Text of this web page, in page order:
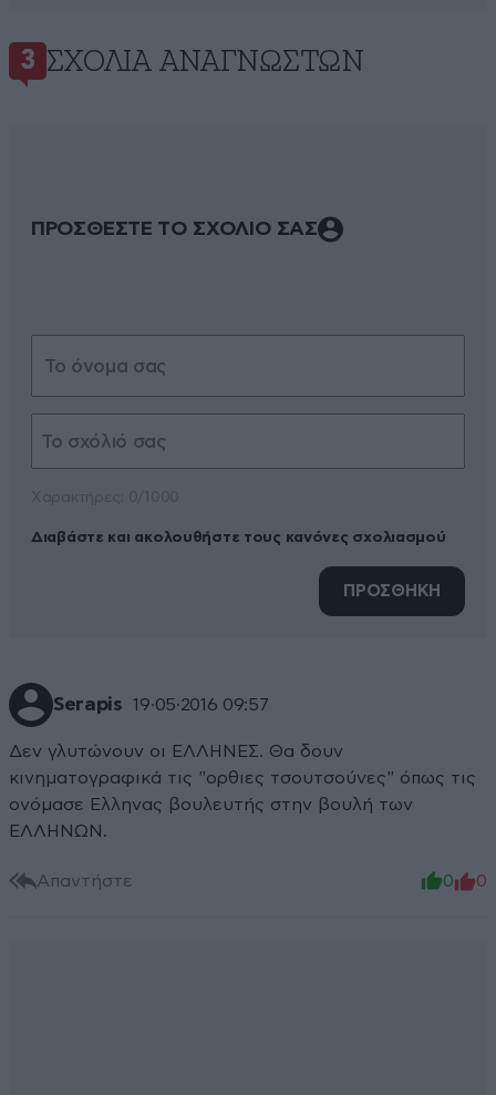
3 ΣΧΌΛΙΑ ΑΝΑΓΝΩΣΤΏΝ
ΠΡΟΣΘΕΣΤΕ ΤΟ ΣΧΟΛΙΟ ΣΑΣ
Διαβάστε και ακολουθήστε τους κανόνες σχολιασμού
ΠΡΟΣΘΗΚΗ
Serapis 19·05·2016 09:57
Δεν γλυτώνουν οι ΕΛΛΗΝΕΣ. Θα δουν
κινηματογραφικά τις "ορθιες τσουτσούνες" όπως τις
ονόμασε Ελληνας βουλευτής στην βουλή των
ΕΛΛΗΝΩΝ.
Απαντήστε 0 0